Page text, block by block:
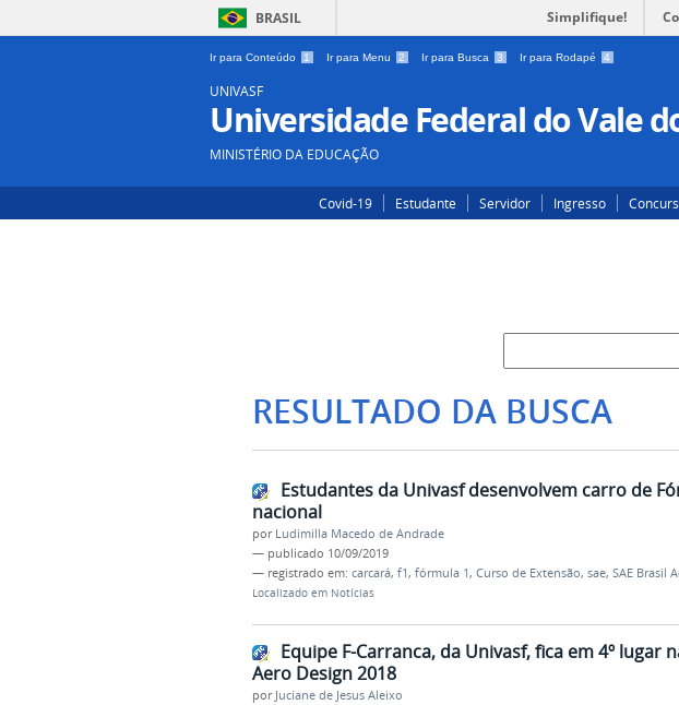
BRASIL Simplifique!
Ir para Conteúdo 1 Ir para Menu 2 Ir para Busca 3 Ir para Rodapé 4
UNIVASF
Universidade Federal do Vale
MINISTÉRIO DA EDUCAÇÃO
Covid-19 Estudante Servidor Ingresso
RESULTADO DA BUSCA
Estudantes da Univasf desenvolvem carro de
nacional
por Ludimilla Macedo de Andrade
— publicado 10/09/2019
— registrado em: carcará, f1, fórmula 1, Curso de Extensão, sae, SAE Brasil
Localizado em Notícias
Equipe F-Carranca, da Univasf, fica em 4º lugar
Aero Design 2018
por Juciane de Jesus Aleixo